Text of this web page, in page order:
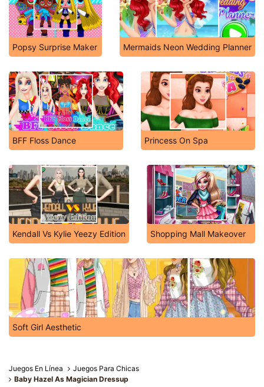
Popsy Surprise Maker Mermaids Neon Wedding Planner
BFF Floss Dance Princess On Spa
Kendall Vs Kylie Yeezy Edition Shopping Mall Makeover
Soft Girl Aesthetic
Juegos En Línea
Juegos Para Chicas
Baby Hazel As Magician Dressup